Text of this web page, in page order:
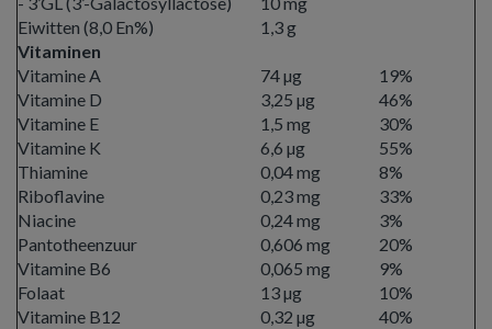
Eiwitten (8,0 En%)
1,3 g
Vitaminen
Vitamine A
74 µg
19%
Vitamine D
3,25 µg
46%
Vitamine E
1,5 mg
30%
Vitamine K
6,6 µg
55%
Thiamine
0,04 mg
8%
Riboflavine
0,23 mg
33%
Niacine
0,24 mg
3%
Pantotheenzuur
0,606 mg
20%
Vitamine B6
0,065 mg
9%
Folaat
13 µg
10%
Vitamine B12
0,32 µg
40%